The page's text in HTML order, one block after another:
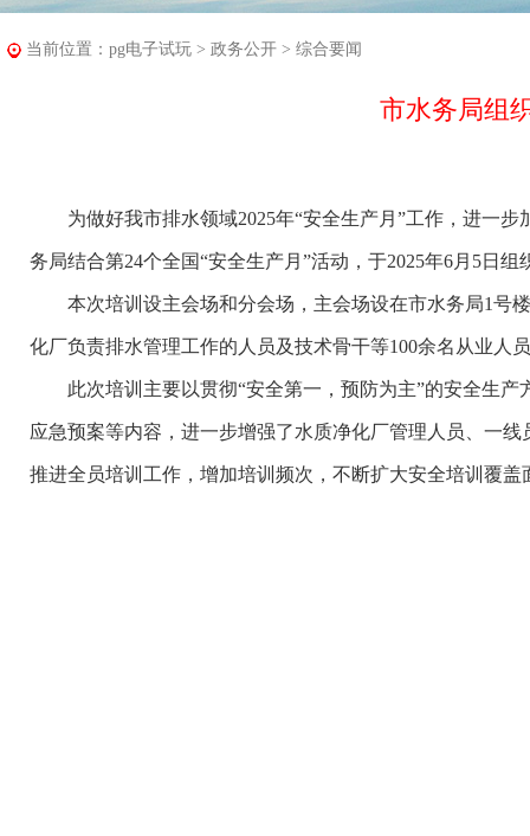
当前位置： pg电子试玩 > 政务公开 > 综合要闻
市水务局组
为做好我市排水领域2025年“安全生产月”工作，进一步
务局结合第24个全国“安全生产月”活动，于2025年6月5日
本次培训设主会场和分会场，主会场设在市水务局1号楼
化厂负责排水管理工作的人员及技术骨干等100余名从业
此次培训主要以贯彻“安全第一，预防为主”的安全生产
应急预案等内容，进一步增强了水质净化厂管理人员、一
推进全员培训工作，增加培训频次，不断扩大安全培训覆盖